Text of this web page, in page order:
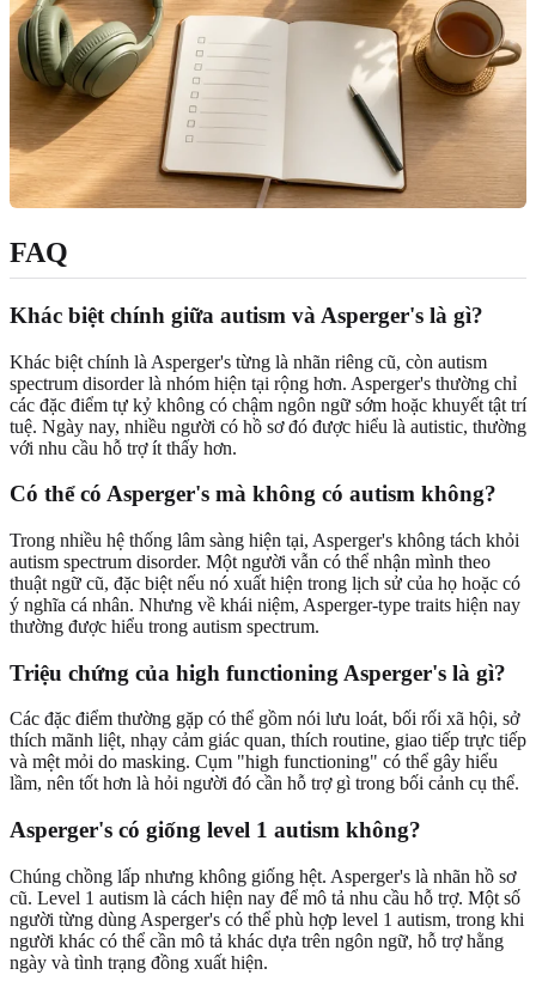
FAQ
Khác biệt chính giữa autism và Asperger's là gì?
Khác biệt chính là Asperger's từng là nhãn riêng cũ, còn autism
spectrum disorder là nhóm hiện tại rộng hơn. Asperger's thường chỉ
các đặc điểm tự kỷ không có chậm ngôn ngữ sớm hoặc khuyết tật trí
tuệ. Ngày nay, nhiều người có hồ sơ đó được hiểu là autistic, thường
với nhu cầu hỗ trợ ít thấy hơn.
Có thể có Asperger's mà không có autism không?
Trong nhiều hệ thống lâm sàng hiện tại, Asperger's không tách khỏi
autism spectrum disorder. Một người vẫn có thể nhận mình theo
thuật ngữ cũ, đặc biệt nếu nó xuất hiện trong lịch sử của họ hoặc có
ý nghĩa cá nhân. Nhưng về khái niệm, Asperger-type traits hiện nay
thường được hiểu trong autism spectrum.
Triệu chứng của high functioning Asperger's là gì?
Các đặc điểm thường gặp có thể gồm nói lưu loát, bối rối xã hội, sở
thích mãnh liệt, nhạy cảm giác quan, thích routine, giao tiếp trực tiếp
và mệt mỏi do masking. Cụm "high functioning" có thể gây hiểu
lầm, nên tốt hơn là hỏi người đó cần hỗ trợ gì trong bối cảnh cụ thể.
Asperger's có giống level 1 autism không?
Chúng chồng lấp nhưng không giống hệt. Asperger's là nhãn hồ sơ
cũ. Level 1 autism là cách hiện nay để mô tả nhu cầu hỗ trợ. Một số
người từng dùng Asperger's có thể phù hợp level 1 autism, trong khi
người khác có thể cần mô tả khác dựa trên ngôn ngữ, hỗ trợ hằng
ngày và tình trạng đồng xuất hiện.